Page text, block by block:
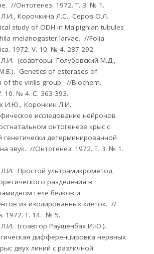
//Онтогенез. 1972. Т. 3. № 1.
Корочкина Л.С., Серов О.Л.
study of ODH in Malpighian tubules
melanogaster larvae. //Folia
1972. V. 10. № 4. 287-292.
(соавторы Голубовский М.Д.,
Genetics of esterases of
of the virilis group. //Biochem.
10. № 4. С. 363-393.
И.Ю., Корочкин Л.И..
исследование нейронов
онтогенезе крыс с
генетически детерминированной
звук. //Онтогенез. 1972. Т. 3. № 1.
Простой ультрамикрометод
разделения в
геле белков и
из изолированных клеток. //
1972. Т. 14. № 5.
(соавтор Раушенбах И.Ю.).
дифференцировка нервных
двух линий с различной